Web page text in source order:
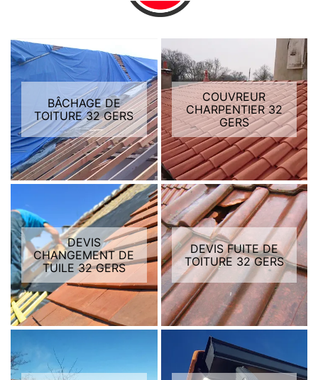
BÂCHAGE DE
TOITURE 32 GERS
COUVREUR
CHARPENTIER 32
GERS
DEVIS
CHANGEMENT DE
TUILE 32 GERS
DEVIS FUITE DE
TOITURE 32 GERS